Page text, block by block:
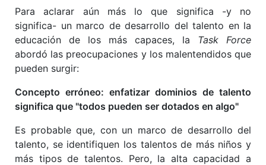
Para aclarar aún más lo que significa -y no
significa- un marco de desarrollo del talento en la
educación de los más capaces, la Task Force
abordó las preocupaciones y los malentendidos que
pueden surgir:
Concepto erróneo: enfatizar dominios de talento
significa que "todos pueden ser dotados en algo"
Es probable que, con un marco de desarrollo del
talento, se identifiquen los talentos de más niños y
más tipos de talentos. Pero, la alta capacidad a